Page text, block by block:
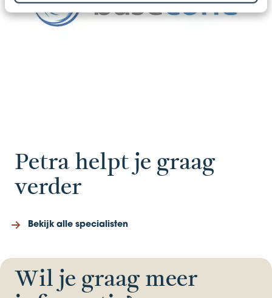
Petra helpt je graag
verder
Bekijk alle specialisten
Wil je graag meer